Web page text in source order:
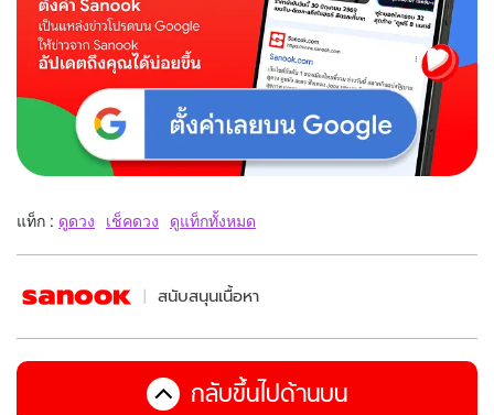
แท็ก : ดูดวง เช็คดวง ดูแท็กทั้งหมด
สนับสนุนเนื้อหา
กลับขึ้นไปด้านบน